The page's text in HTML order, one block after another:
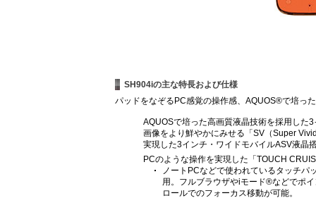
SH904iの主な特長および仕様
パッドをなぞるPC感覚の操作感、AQUOS®で培っ
AQUOSで培った高画質液晶技術を採用した
画像をより鮮やかにみせる「SV（Super
実現した3インチ・ワイドモバイルASV液晶
PCのような操作を実現した「TOUCH
ノートPCなどで使われているタッチ
用。フルブラウザやiモード®などでポ
ロールでのフォーカス移動が可能。